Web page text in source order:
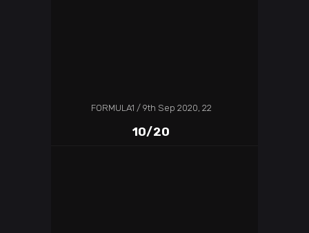
FORMULA1 9th Sep 2020, 22
10/20